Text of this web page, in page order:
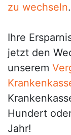
zu wechseln.
Ihre
jetzt den
unserem
Hundert
Jahr!